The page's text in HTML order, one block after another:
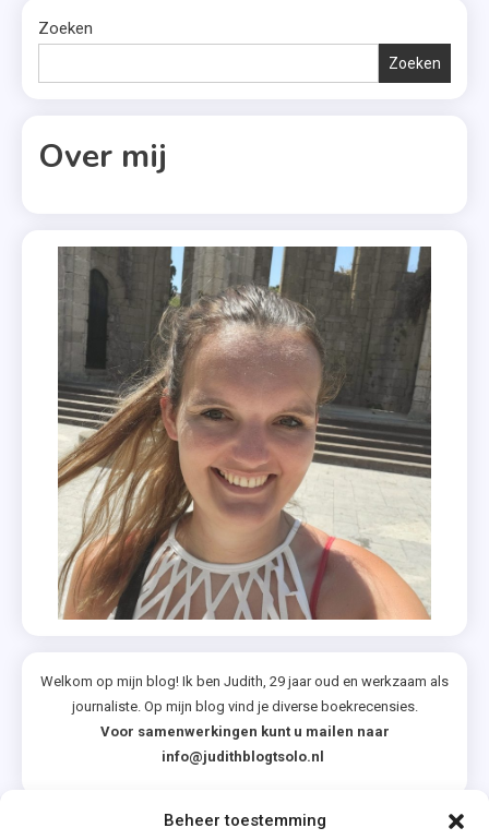
Beheer toestemming
Zoeken
Zoeken
Over mij
Welkom op mijn blog! Ik ben Judith, 29 jaar oud en werkzaam als
journaliste. Op mijn blog vind je diverse boekrecensies.
Voor samenwerkingen kunt u mailen naar
info@judithblogtsolo.nl